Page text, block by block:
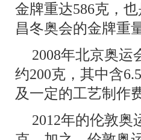
金牌重达586克，
昌冬奥会的金牌重
2008年北京奥运
约200克，其中含
及一定的工艺制作
2012年的伦敦奥